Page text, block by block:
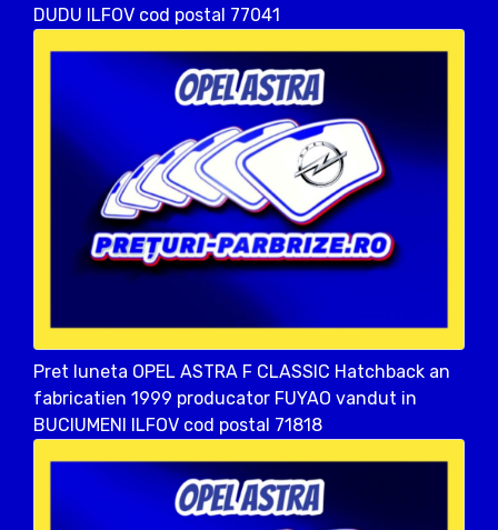
DUDU ILFOV cod postal 77041
Pret luneta OPEL ASTRA F CLASSIC Hatchback an
fabricatien 1999 producator FUYAO vandut in
BUCIUMENI ILFOV cod postal 71818